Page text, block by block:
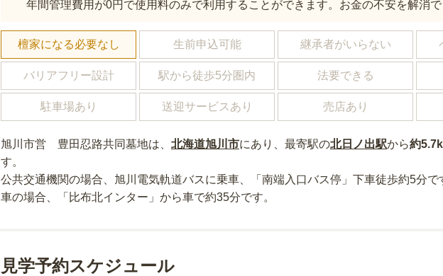
年間管理費用が0円で使用料のみで利用することができます。お金の不安を解消で
檀家になる必要なし 生前申込可能 継承者がいらない
バリアフリー設計 駅から徒歩5分圏内 法要できる
駐車場あり 送迎サービスあり 売店あり
旭川市営 豊田忍路共同墓地は、 北海道旭川市にあり 、最寄駅の北日ノ出駅から約
す。
公共交通機関の場合 、旭川電気軌道バスに乗車、「南端入口バス停」下車徒歩約5分で
車の場合 、「比布北インター」から車で約35分です。
見学予約スケジュール